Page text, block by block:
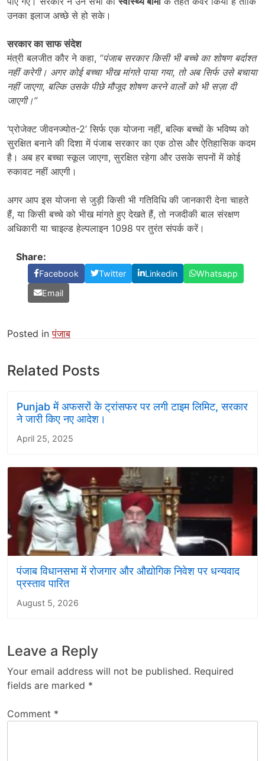
उनका इलाज अच्छे से हो सके।
सरकार का साफ संदेश
मंत्री बलजीत कौर ने कहा, “पंजाब सरकार किसी भी बच्चे का शोषण बर्दाश्त
नहीं करेगी। अगर कोई बच्चा भीख मांगते पाया गया, तो अब सिर्फ उसे बचाया
नहीं जाएगा, बल्कि उसके पीछे मौजूद शोषण करने वालों को भी सज़ा दी
जाएगी।”
‘प्रोजेक्ट जीवनज्योत-2’ सिर्फ एक योजना नहीं, बल्कि बच्चों के भविष्य को
सुरक्षित बनाने की दिशा में पंजाब सरकार का एक ठोस और ऐतिहासिक कदम
है। अब हर बच्चा स्कूल जाएगा, सुरक्षित रहेगा और उसके सपनों में कोई
रुकावट नहीं आएगी।
अगर आप इस योजना से जुड़ी किसी भी गतिविधि की जानकारी देना चाहते
हैं, या किसी बच्चे को भीख मांगते हुए देखते हैं, तो नजदीकी बाल संरक्षण
अधिकारी या चाइल्ड हेल्पलाइन 1098 पर तुरंत संपर्क करें।
Share:
Facebook Twitter Linkedin
Whatsapp
Email
Posted inपंजाब
Related Posts
Punjab में अफसरों के ट्रांसफर पर लगी टाइम लिमिट, सरकार
ने जारी किए नए आदेश।
April 25, 2025
पंजाब विधानसभा में रोजगार और औद्योगिक निवेश पर धन्यवाद
प्रस्ताव पारित
August 5, 2026
Leave a Reply
Your email address will not be published. Required
fields are marked *
Comment *